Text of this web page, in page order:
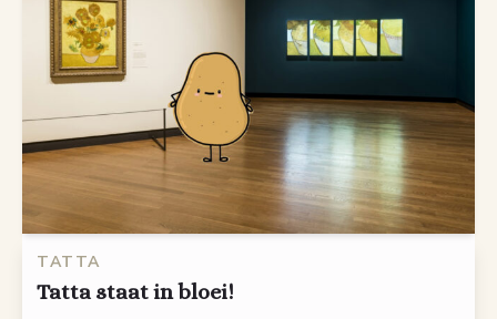
TATTA
Tatta staat in bloei!